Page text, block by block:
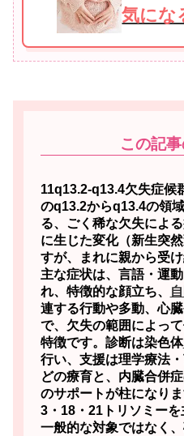
気にな
この記
11q13.2-q13.4欠失症候
のq13.2からq13.4の領
る、ごく稀な欠失による
に生じた変化（新生突
すが、まれに親から受
主な症状は、言語・運
れ、特徴的な顔立ち、
連する行動や多動、心
で、欠失の範囲によっ
特徴です。診断は染色体
行い、支援は理学療法
どの療育と、内臓合併
のサポートが柱になり
3・18・21トリソミー
一般的な対象ではなく